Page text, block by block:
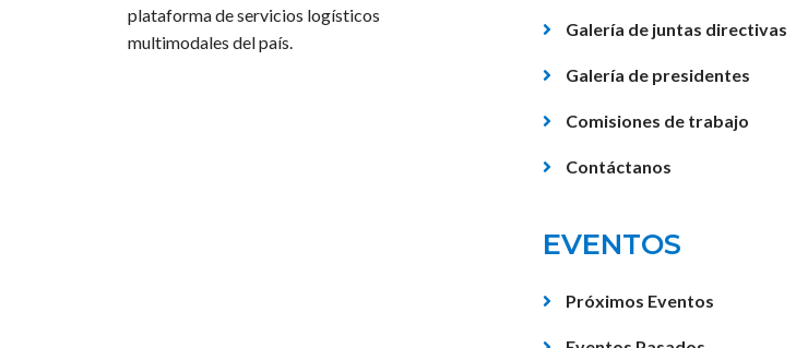
plataforma de servicios logísticos
multimodales del país.
Galería de juntas directivas
Galería de presidentes
Comisiones de trabajo
Contáctanos
EVENTOS
Próximos Eventos